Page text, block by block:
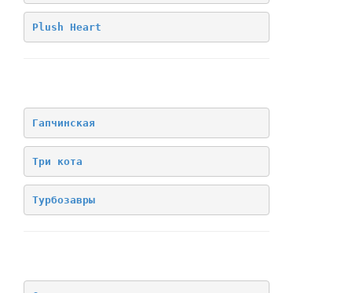
Plush Heart
Гапчинская
Три кота
Турбозавры